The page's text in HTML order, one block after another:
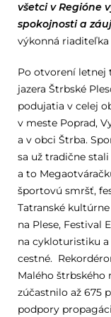
všetci v Regióne
spokojnosti a
výkonná riaditeľka
Po otvorení letnej
jazera Štrbské
podujatia v celej
v meste Poprad,
a v obci Štrba.
sa už tradične
a to
športovú smršť,
Tatranské
na Plese, Festival
na cykloturistiku
cestné.
Malého štrbského
zúčastnilo až 675
podpory